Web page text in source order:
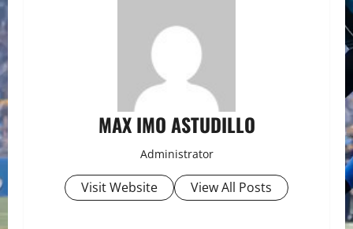
MAX IMO ASTUDILLO
Administrator
Visit Website View All Posts